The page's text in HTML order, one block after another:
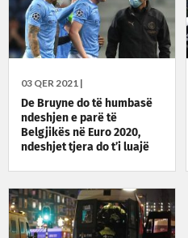
03 QER 2021 |
De Bruyne do të humbasë
ndeshjen e parë të
Belgjikës në Euro 2020,
ndeshjet tjera do t’i luajë